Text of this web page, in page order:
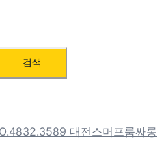
대전스머프룸싸롱